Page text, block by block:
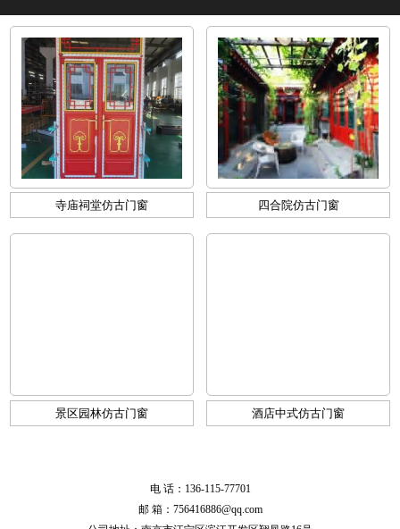
寺庙祠堂仿古门窗 四合院仿古门窗
景区园林仿古门窗 酒店中式仿古门窗
电 话：136-115-77701
邮 箱：756416886@qq.com